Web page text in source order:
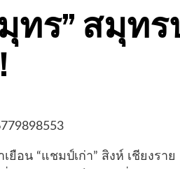
ทร” สมุท
ยือน “แชมป์เก่า” สิงห์ เชียงร